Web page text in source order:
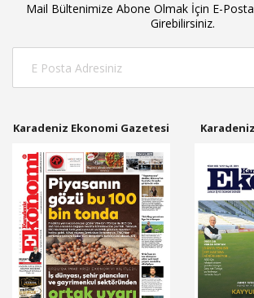
Mail Bültenimize Abone Olmak İçin E-
Girebilirsiniz.
Karadeniz Ekonomi Gazetesi